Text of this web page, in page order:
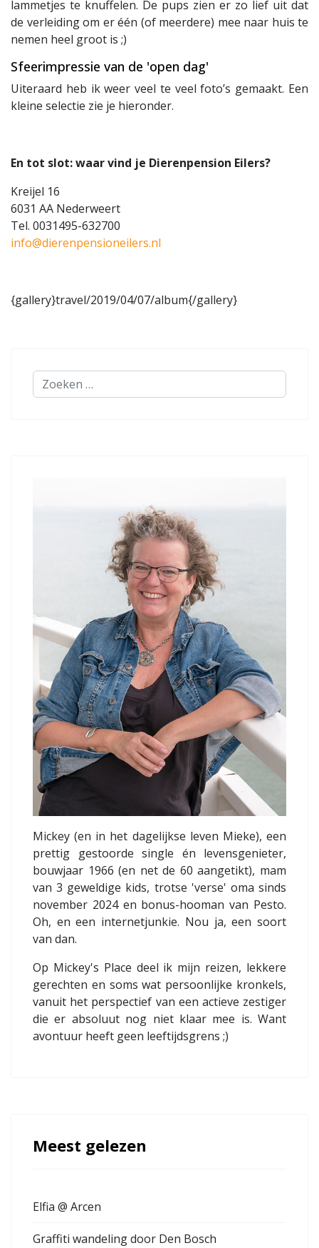
lammetjes te knuffelen. De pups zien er zo lief uit dat
de verleiding om er één (of meerdere) mee naar huis te
nemen heel groot is ;)
Sfeerimpressie van de 'open dag'
Uiteraard heb ik weer veel te veel foto’s gemaakt. Een
kleine selectie zie je hieronder.
En tot slot: waar vind je Dierenpension Eilers?
Kreijel 16
6031 AA Nederweert
Tel. 0031495-632700
info@dierenpensioneilers.nl
{gallery}travel/2019/04/07/album{/gallery}
Mickey (en in het dagelijkse leven Mieke), een
prettig gestoorde single én levensgenieter,
bouwjaar 1966 (en net de 60 aangetikt), mam
van 3 geweldige kids, trotse 'verse' oma sinds
november 2024 en bonus-hooman van Pesto.
Oh, en een internetjunkie. Nou ja, een soort
van dan.
Op Mickey's Place deel ik mijn reizen, lekkere
gerechten en soms wat persoonlijke kronkels,
vanuit het perspectief van een actieve zestiger
die er absoluut nog niet klaar mee is. Want
avontuur heeft geen leeftijdsgrens ;)
Meest gelezen
Elfia @ Arcen
Graffiti wandeling door Den Bosch